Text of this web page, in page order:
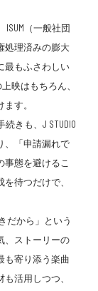
ISUM（一般社団
処理済みの膨大
最もふさわしい
映はもちろん、
す。
きも、J STUDIO
、「申請漏れで
事態を避けるこ
待つだけで、
だから」という
、ストーリーの
も寄り添う楽曲
活用しつつ、